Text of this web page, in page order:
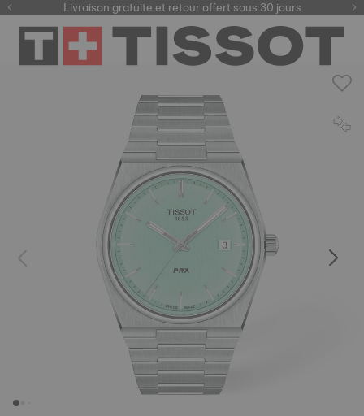
Livraison gratuite et retour offert sous 30 jours